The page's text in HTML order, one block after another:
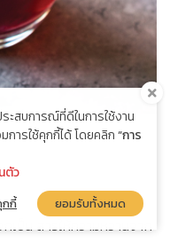
ป็น สารให้ความหวานจาก
ะสบการณ์ที่ดีในการใช้งาน
การใช้คุกกี้ได้ โดยคลิก“การ
ตัว
กกี้ ยอมรับทั้งหมด